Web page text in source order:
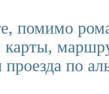
помимо
по